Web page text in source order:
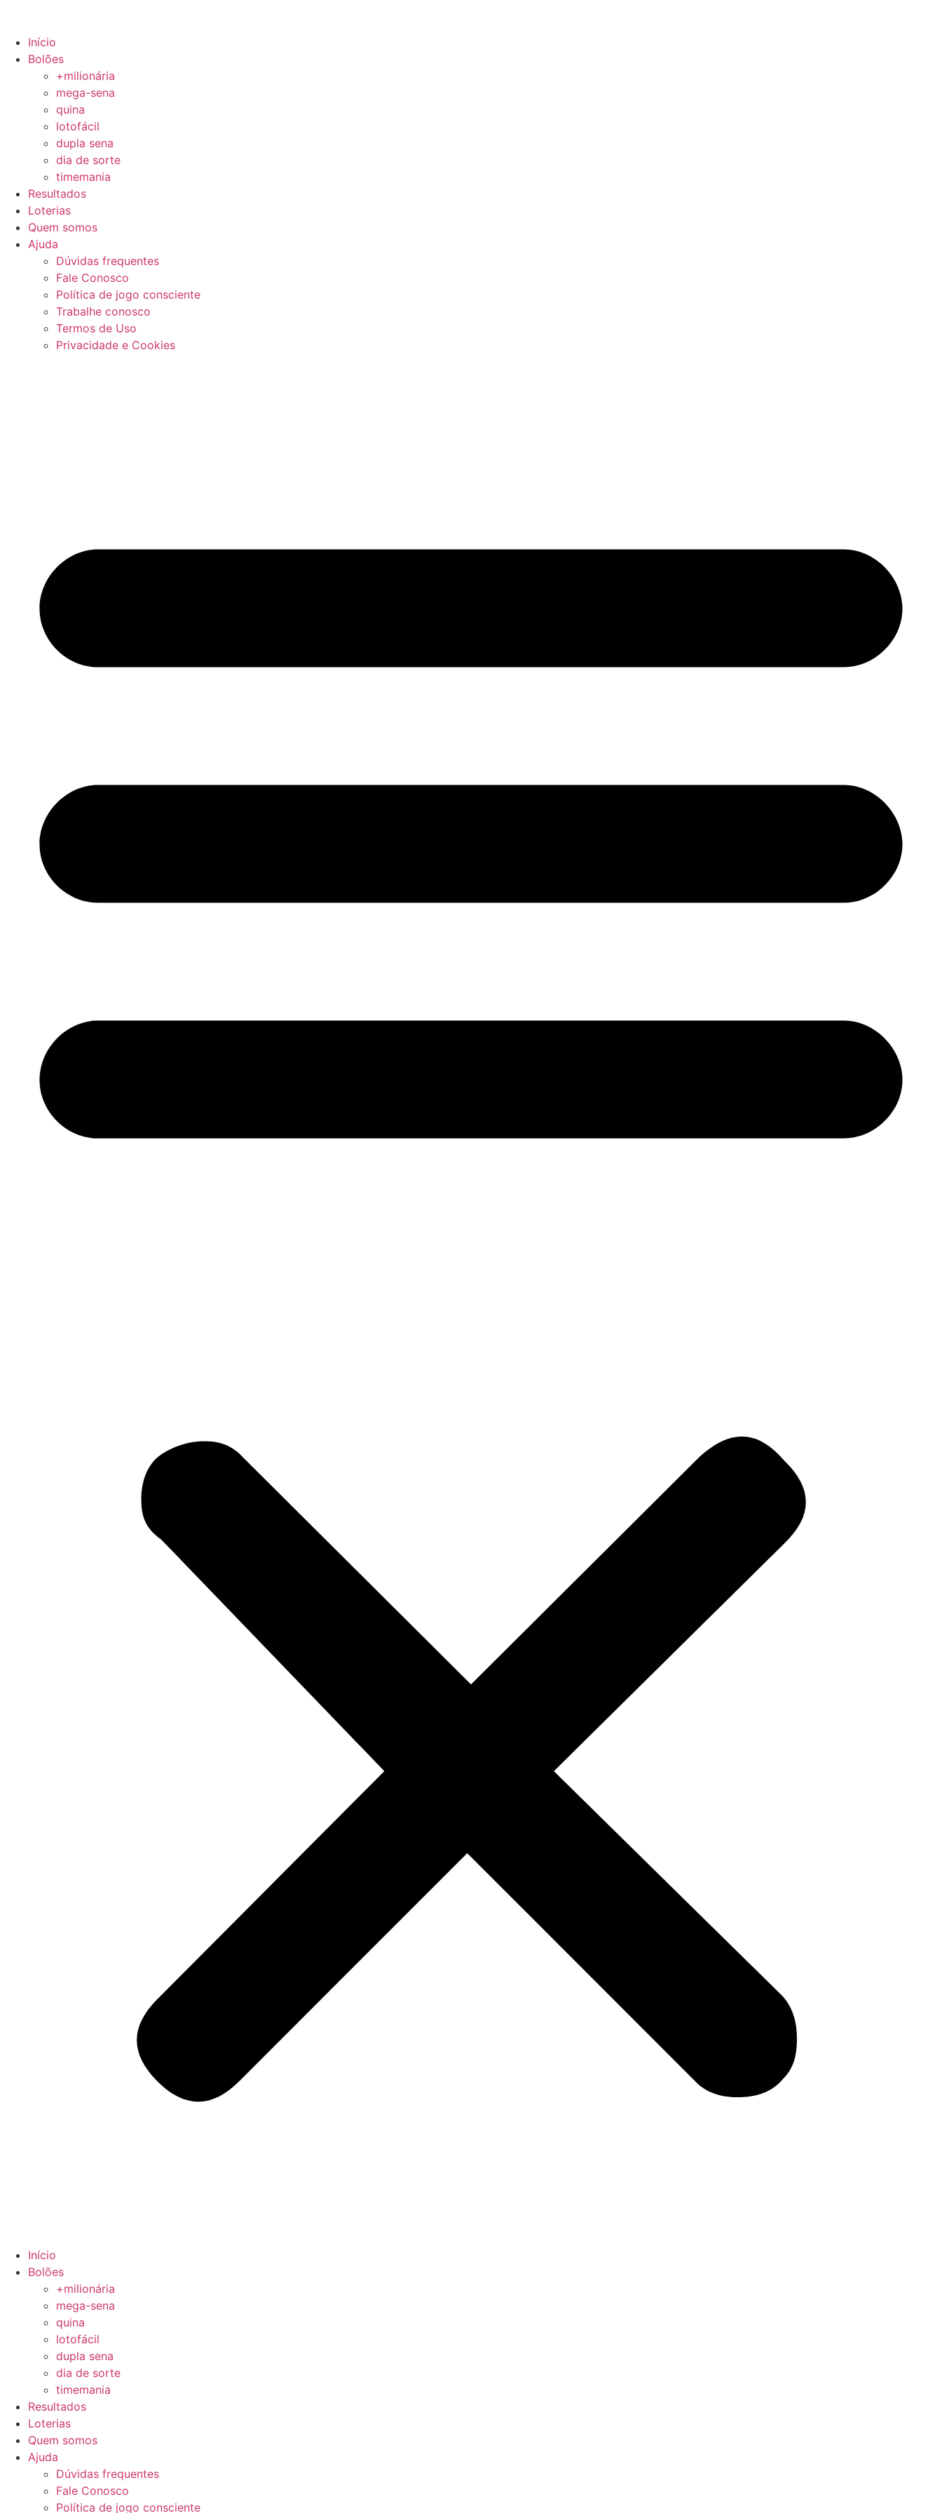
Início
Bolões
+milionária
mega-sena
quina
lotofácil
dupla sena
dia de sorte
timemania
Resultados
Loterias
Quem somos
Ajuda
Dúvidas frequentes
Fale Conosco
Política de jogo consciente
Trabalhe conosco
Termos de Uso
Privacidade e Cookies
Início
Bolões
+milionária
mega-sena
quina
lotofácil
dupla sena
dia de sorte
timemania
Resultados
Loterias
Quem somos
Ajuda
Dúvidas frequentes
Fale Conosco
Política de jogo consciente